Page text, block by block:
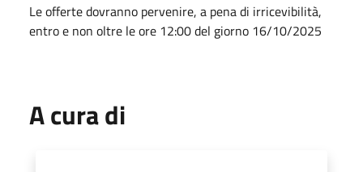
Le offerte dovranno pervenire, a pena di irricevibilità,
entro e non oltre le ore 12:00 del giorno 16/10/2025
A cura di